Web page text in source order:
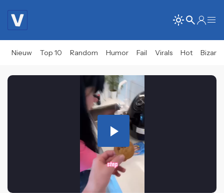
Nieuw Top 10 Random Humor Fail Virals Hot Bizar
Play
Video